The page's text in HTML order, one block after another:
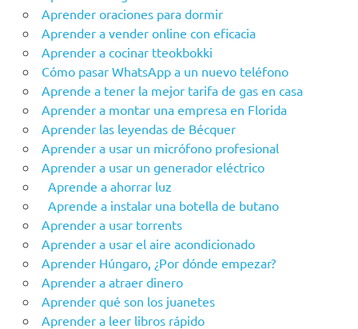
Aprender oraciones para dormir
Aprender a vender online con eficacia
Aprender a cocinar tteokbokki
Cómo pasar WhatsApp a un nuevo teléfono
Aprende a tener la mejor tarifa de gas en casa
Aprender a montar una empresa en Florida
Aprender las leyendas de Bécquer
Aprender a usar un micrófono profesional
Aprender a usar un generador eléctrico
Aprende a ahorrar luz
Aprende a instalar una botella de butano
Aprender a usar torrents
Aprender a usar el aire acondicionado
Aprender Húngaro, ¿Por dónde empezar?
Aprender a atraer dinero
Aprender qué son los juanetes
Aprender a leer libros rápido